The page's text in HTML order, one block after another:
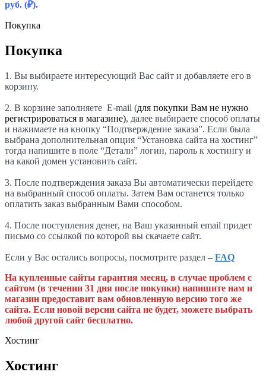
руб. (₽).
Покупка
Покупка
1. Вы выбираете интересующий Вас сайт и добавляете его в
корзину.
2. В корзине заполняете E-mail (для покупки Вам не нужно
регистрироваться в магазине), далее выбираете способ оплаты
и нажимаете на кнопку “Подтверждение заказа”. Если была
выбрана дополнительная опция “Установка сайта на хостинг”
тогда напишите в поле “Детали” логин, пароль к хостингу и
на какой домен установить сайт.
3. После подтверждения заказа Вы автоматически перейдете
на выбранный способ оплаты. Затем Вам останется только
оплатить заказ выбранным Вами способом.
4. После поступления денег, на Ваш указанный email придет
письмо со ссылкой по которой вы скачаете сайт.
Если у Вас остались вопросы, посмотрите раздел – FAQ
На купленные сайты гарантия месяц, в случае проблем с
сайтом (в течении 31 дня после покупки) напишите нам и
магазин предоставит вам обновленную версию того же
сайта. Если новой версии сайта не будет, можете выбрать
любой другой сайт бесплатно.
Хостинг
Хостинг